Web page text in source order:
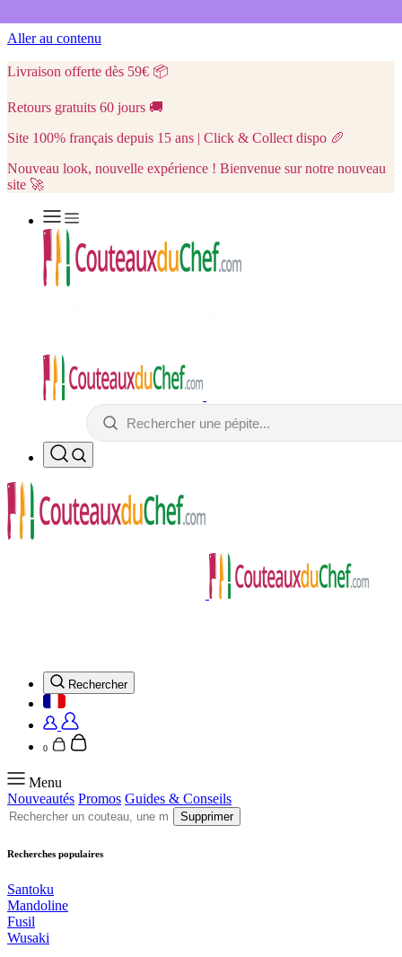
Aller au contenu
Livraison offerte dès 59€ 📦
Retours gratuits 60 jours 🚚
Site 100% français depuis 15 ans | Click & Collect dispo 🥖
Nouveau look, nouvelle expérience ! Bienvenue sur notre nouveau
site 🚀
Rechercher
0
Menu
Nouveautés Promos Guides & Conseils
Supprimer
Recherches populaires
Santoku
Mandoline
Fusil
Wusaki